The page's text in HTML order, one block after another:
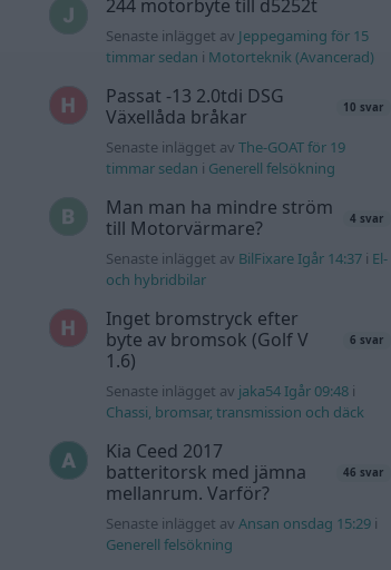
244 motorbyte till d5252t
Senaste inlägget av Jeppegaming för 15
timmar sedan i Motorteknik (Avancerad)
Passat -13 2.0tdi DSG
Växellåda bråkar
10 svar
Senaste inlägget avThe-GOAT för 19
timmar sedan i Generell felsökning
Man man ha mindre ström
till Motorvärmare?
4 svar
Senaste inlägget av BilFixare Igår 14:37 i El-
och hybridbilar
Inget bromstryck efter
byte av bromsok (Golf V
1.6)
6 svar
Senaste inlägget av jaka54 Igår 09:48 i
Chassi, bromsar, transmission och däck
Kia Ceed 2017
batteritorsk med jämna
mellanrum. Varför?
46 svar
Senaste inlägget avAnsan onsdag 15:29 i
Generell felsökning